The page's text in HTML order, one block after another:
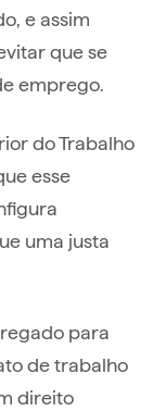
e assim
que se
emprego.
do Trabalho
esse
uma justa
para
de trabalho
direito